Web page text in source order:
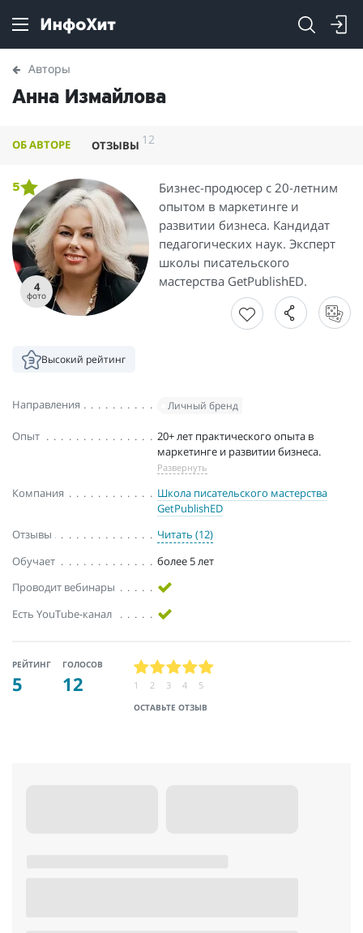
Авторы
Анна Измайлова
ОБ АВТОРЕ ОТЗЫВЫ 12
4
фото
5
Бизнес-продюсер с 20-летним
опытом в маркетинге и
развитии бизнеса. Кандидат
педагогических наук. Эксперт
школы писательского
мастерства GetPublishED.
Высокий рейтинг
Направления Личный бренд
Опыт
20+ лет практического опыта в
маркетинге и развитии бизнеса.
Развернуть
Компания
Школа писательского мастерства
GetPublishED
Отзывы
Читать (12)
Обучает
более 5 лет
Проводит вебинары
Есть YouTube-канал
РЕЙТИНГ
5
ГОЛОСОВ
12
ОСТАВЬТЕ ОТЗЫВ
1 2 3 4 5